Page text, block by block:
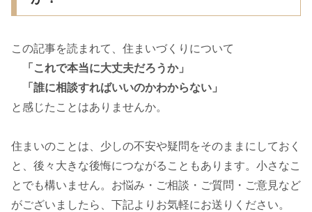
この記事を読まれて、住まいづくりについて
「これで本当に大丈夫だろうか」
「誰に相談すればいいのかわからない」
と感じたことはありませんか。
住まいのことは、少しの不安や疑問をそのままにしておく
と、後々大きな後悔につながることもあります。小さなこ
とでも構いません。お悩み・ご相談・ご質問・ご意見など
がございましたら、下記よりお気軽にお送りください。